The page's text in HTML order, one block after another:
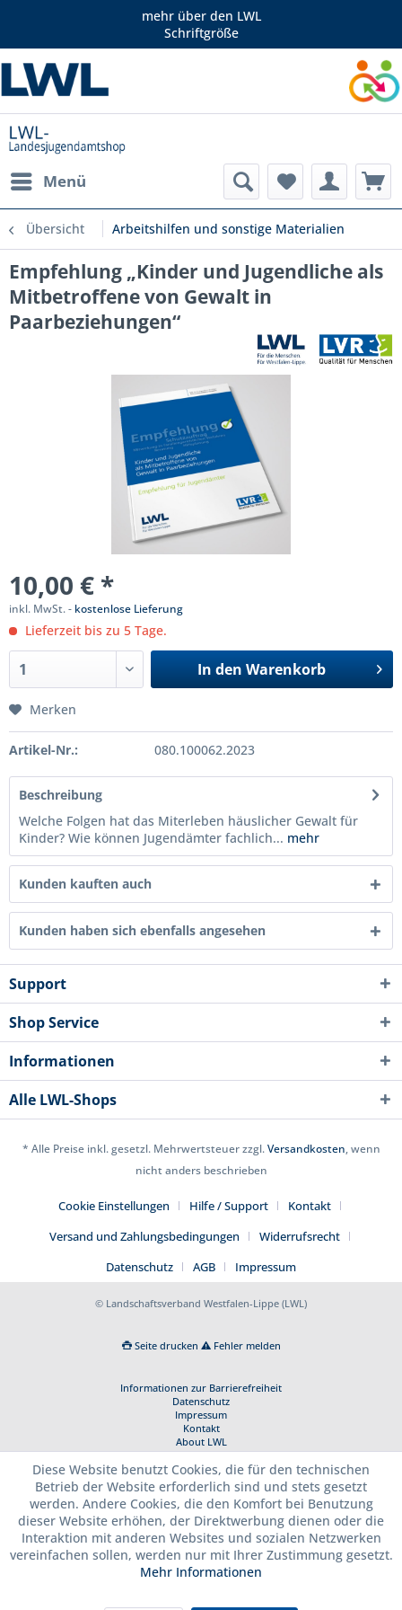
mehr über den LWL
Schriftgröße
Menü
Übersicht Arbeitshilfen und sonstige Materialien
Empfehlung „Kinder und Jugendliche als
Mitbetroffene von Gewalt in
Paarbeziehungen“
10,00 € *
inkl. MwSt. - kostenlose Lieferung
Lieferzeit bis zu 5 Tage.
In den Warenkorb
Merken
Artikel-Nr.: 080.100062.2023
Beschreibung
Welche Folgen hat das Miterleben häuslicher Gewalt für
Kinder? Wie können Jugendämter fachlich... mehr
Kunden kauften auch
Kunden haben sich ebenfalls angesehen
Support
Shop Service
Informationen
Alle LWL-Shops
* Alle Preise inkl. gesetzl. Mehrwertsteuer zzgl.Versandkosten, wenn
nicht anders beschrieben
Cookie Einstellungen Hilfe / Support
Kontakt
Versand und Zahlungsbedingungen
Widerrufsrecht
Datenschutz
AGB Impressum
© Landschaftsverband Westfalen-Lippe (LWL)
Seite drucken Fehler melden
Informationen zur Barrierefreiheit
Datenschutz
Impressum
Kontakt
About LWL
Diese Website benutzt Cookies, die für den technischen
Betrieb der Website erforderlich sind und stets gesetzt
werden. Andere Cookies, die den Komfort bei Benutzung
dieser Website erhöhen, der Direktwerbung dienen oder die
Interaktion mit anderen Websites und sozialen Netzwerken
vereinfachen sollen, werden nur mit Ihrer Zustimmung gesetzt.
Mehr Informationen